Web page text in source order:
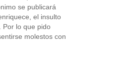
se publicará
el insulto
Por lo que pido
molestos con